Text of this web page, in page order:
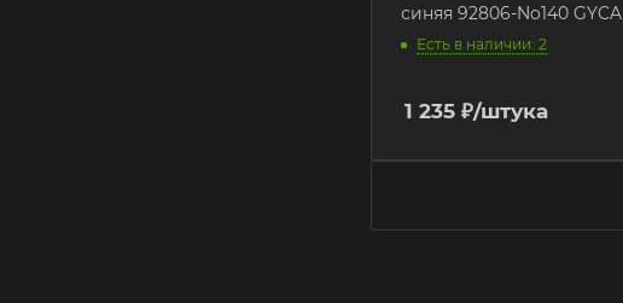
синяя 92806-No140 GYCA
Есть в наличии: 2
1 235 ₽/штука